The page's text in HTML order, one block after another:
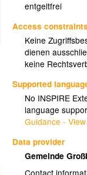
entgeltfrei
Access
Keine
dienen
keine
Supported
No INSPIRE
language
Guidance -
Data provider
Gemeinde